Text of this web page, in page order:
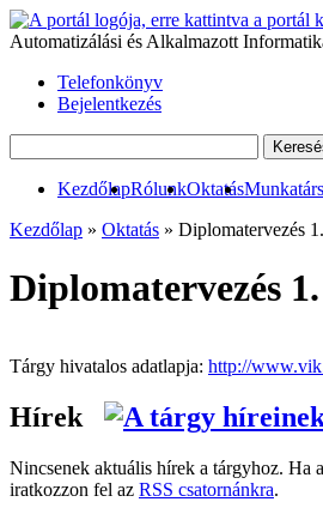
Automatizálási és Alkalmazott
Telefonkönyv
Bejelentkezés
KezdőlapRólunkOktatás
Kezdőlap » Oktatás » Diplomatervezés 1.
Diplomatervezés
Tárgy hivatalos adatlapja: http://
Hírek
Nincsenek aktuális hírek a tárgyhoz. Ha
iratkozzon fel az RSS csatornánkra.